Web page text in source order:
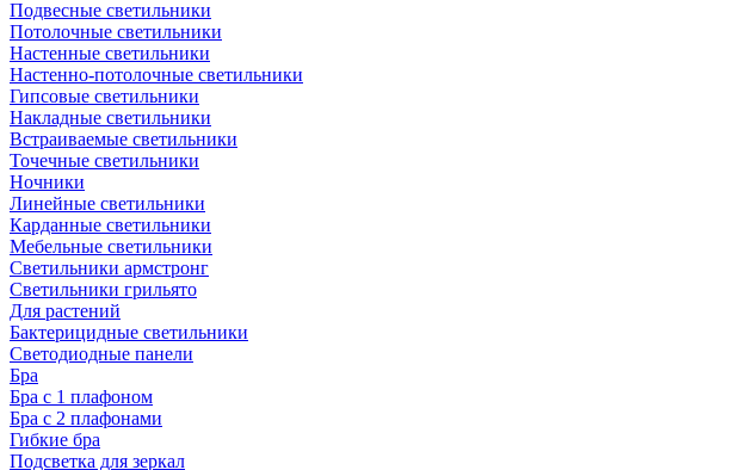
Подвесные светильники
Потолочные светильники
Настенные светильники
Настенно-потолочные светильники
Гипсовые светильники
Накладные светильники
Встраиваемые светильники
Точечные светильники
Ночники
Линейные светильники
Карданные светильники
Мебельные светильники
Светильники армстронг
Светильники грильято
Для растений
Бактерицидные светильники
Светодиодные панели
Бра
Бра с 1 плафоном
Бра с 2 плафонами
Гибкие бра
Подсветка для зеркал